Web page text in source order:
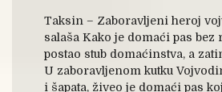
Taksin – Zaboravljeni heroj
salaša Kako je domaći pas bez
postao stub domaćinstva, a
U zaboravljenom kutku
i šapata, živeo je domaći pas